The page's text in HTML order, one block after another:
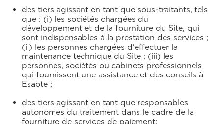
des tiers agissant en tant que sous-traitants, tels
que : (i) les sociétés chargées du
développement et de la fourniture du Site, qui
sont indispensables à la prestation des services ;
(ii) les personnes chargées d'effectuer la
maintenance technique du Site ; (iii) les
personnes, sociétés ou cabinets professionnels
qui fournissent une assistance et des conseils à
Esaote ;
des tiers agissant en tant que responsables
autonomes du traitement dans le cadre de la
fourniture de services de paiement;